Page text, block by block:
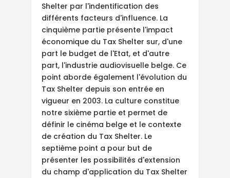
Shelter par l'indentification des
différents facteurs d'influence. La
cinquième partie présente l'impact
économique du Tax Shelter sur, d'une
part le budget de l'Etat, et d'autre
part, l'industrie audiovisuelle belge. Ce
point aborde également l'évolution du
Tax Shelter depuis son entrée en
vigueur en 2003. La culture constitue
notre sixième partie et permet de
définir le cinéma belge et le contexte
de création du Tax Shelter. Le
septième point a pour but de
présenter les possibilités d'extension
du champ d'application du Tax Shelter